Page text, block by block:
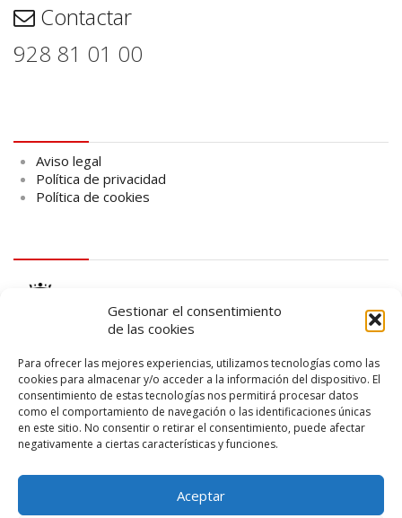
Gestionar el consentimiento
de las cookies
Para ofrecer las mejores experiencias, utilizamos tecnologías como las
cookies para almacenar y/o acceder a la información del dispositivo. El
consentimiento de estas tecnologías nos permitirá procesar datos
como el comportamiento de navegación o las identificaciones únicas
en este sitio. No consentir o retirar el consentimiento, puede afectar
negativamente a ciertas características y funciones.
Aceptar
Contactar
928 81 01 00
Aviso legal
Política de privacidad
Política de cookies
logo SID